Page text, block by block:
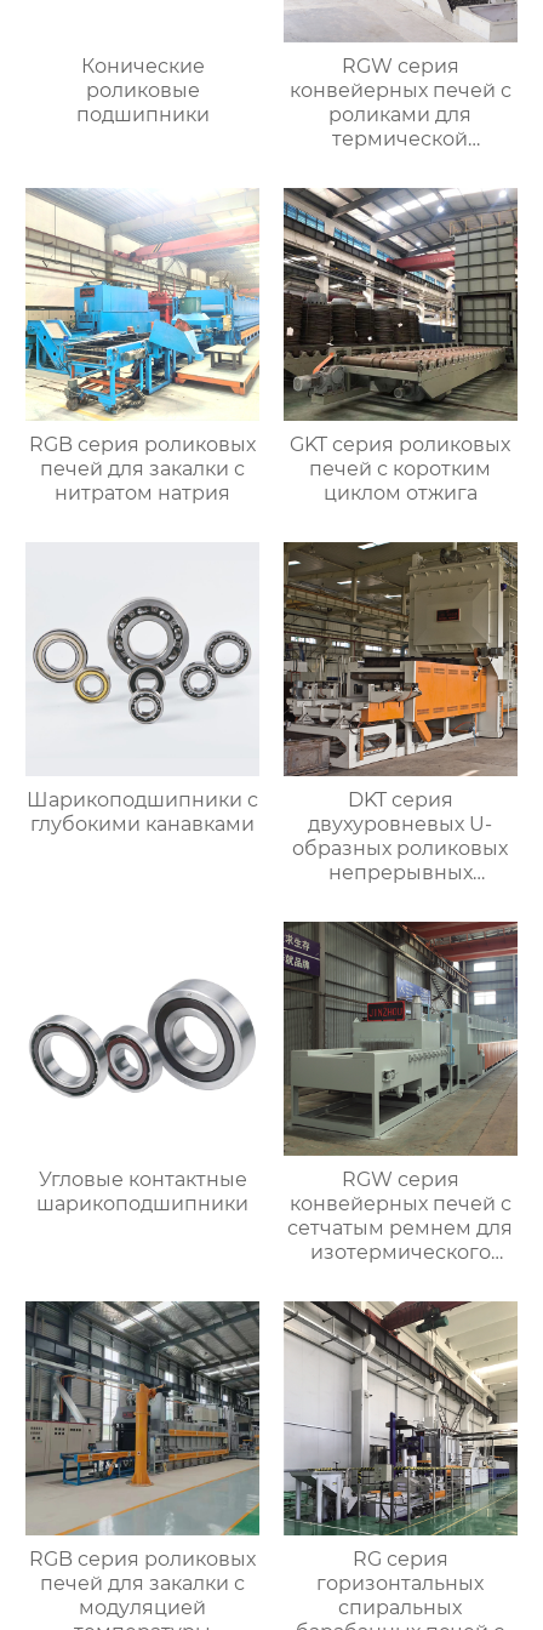
Конические
роликовые
подшипники
RGW серия
конвейерных печей с
роликами для
термической
RGB серия роликовых
печей для закалки с
нитратом натрия
GKT серия роликовых
печей с коротким
циклом отжига
Шарикоподшипники с
глубокими канавками
DKT серия
двухуровневых U-
образных роликовых
непрерывных
Угловые контактные
шарикоподшипники
RGW серия
конвейерных печей с
сетчатым ремнем для
изотермического
непрерывном
процессе
RGB серия роликовых
печей для закалки с
модуляцией
RG серия
горизонтальных
спиральных